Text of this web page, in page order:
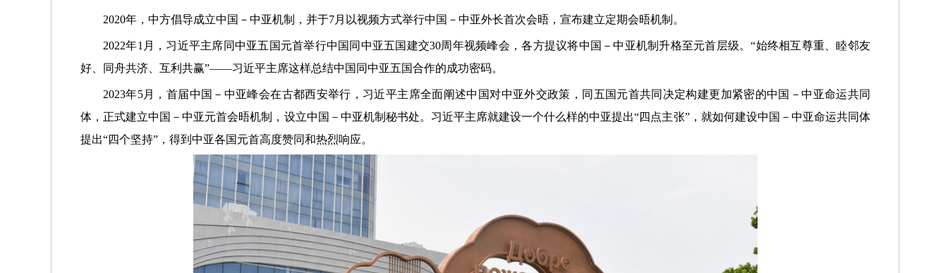
2020年，中方倡导成立中国－中亚机制，并于7月以视频方式举行中国－中亚外长首次会晤，宣布建立定期会晤机制。
2022年1月，习近平主席同中亚五国元首举行中国同中亚五国建交30周年视频峰会，各方提议将中国－中亚机制升格至元首层级。“始终相互尊重、睦邻友
好、同舟共济、互利共赢”——习近平主席这样总结中国同中亚五国合作的成功密码。
2023年5月，首届中国－中亚峰会在古都西安举行，习近平主席全面阐述中国对中亚外交政策，同五国元首共同决定构建更加紧密的中国－中亚命运共同
体，正式建立中国－中亚元首会晤机制，设立中国－中亚机制秘书处。习近平主席就建设一个什么样的中亚提出“四点主张”，就如何建设中国－中亚命运共同体
提出“四个坚持”，得到中亚各国元首高度赞同和热烈响应。